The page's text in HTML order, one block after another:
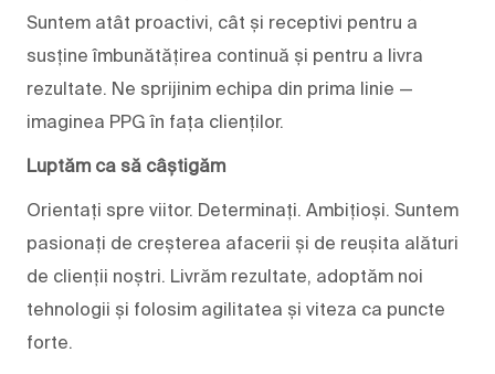
Suntem atât proactivi, cât și receptivi pentru a
susține îmbunătățirea continuă și pentru a livra
rezultate. Ne sprijinim echipa din prima linie —
imaginea PPG în fața clienților.
Luptăm ca să câștigăm
Orientați spre viitor. Determinați. Ambițioși. Suntem
pasionați de creșterea afacerii și de reușita alături
de clienții noștri. Livrăm rezultate, adoptăm noi
tehnologii și folosim agilitatea și viteza ca puncte
forte.